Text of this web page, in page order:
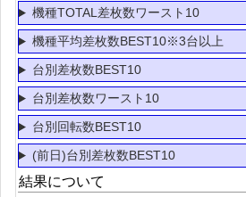
機種TOTAL差枚数ワースト10
機種平均差枚数BEST10※3台以上
台別差枚数BEST10
台別差枚数ワースト10
台別回転数BEST10
(前日)台別差枚数BEST10
結果について